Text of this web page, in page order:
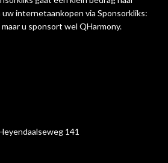
uw internetaankopen via Sponsorkliks:
u sponsort wel QHarmony.
141